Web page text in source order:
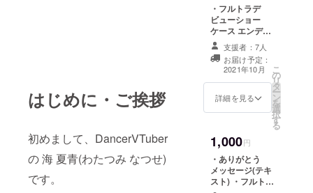
はじめに・ご挨拶
初めまして、DancerVTuber
の 海 夏青(わたつみ なつせ)
です。
・フルトラデ
ビューショー
ケース エンディ
ングにてお名前
記載 (備考欄に記
載して欲しいお
名前をご記入く
ださい。) ・
VRChat用 フル
場チケット (概要
欄にVRChat
ユーザーIDをご
記入ください。)
支援者：7人
お届け予定：
2021年10月
詳細を見る
こ
の
リ
タ
ー
ン
を
選
択
す
る
1,000円
・ありがとう
メッセージ(テキ
スト) ・フルトラ